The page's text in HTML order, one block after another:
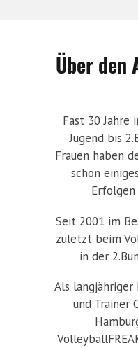
Über den
Fast 30 Jahre
Jugend bis
Frauen haben
schon
Erfolgen
Seit 2001 im
zuletzt beim
in der
Als langjähriger
und Trainer